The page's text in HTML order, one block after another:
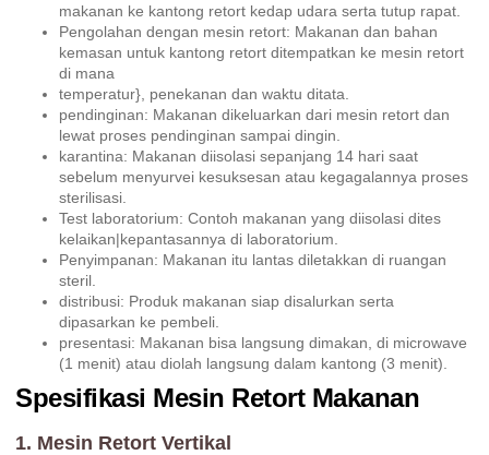
makanan ke kantong retort kedap udara serta tutup rapat.
Pengolahan dengan mesin retort: Makanan dan bahan
kemasan untuk kantong retort ditempatkan ke mesin retort
di mana
temperatur}, penekanan dan waktu ditata.
pendinginan: Makanan dikeluarkan dari mesin retort dan
lewat proses pendinginan sampai dingin.
karantina: Makanan diisolasi sepanjang 14 hari saat
sebelum menyurvei kesuksesan atau kegagalannya proses
sterilisasi.
Test laboratorium: Contoh makanan yang diisolasi dites
kelaikan|kepantasannya di laboratorium.
Penyimpanan: Makanan itu lantas diletakkan di ruangan
steril.
distribusi: Produk makanan siap disalurkan serta
dipasarkan ke pembeli.
presentasi: Makanan bisa langsung dimakan, di microwave
(1 menit) atau diolah langsung dalam kantong (3 menit).
Spesifikasi Mesin Retort Makanan
1. Mesin Retort Vertikal